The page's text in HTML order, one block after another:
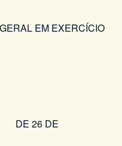
EM EXERCÍCIO
DE